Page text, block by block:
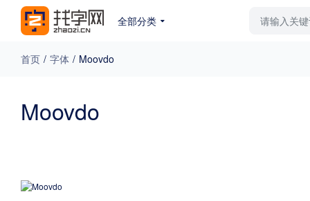
全部分类
免费下载 收费下载
首页 / 字体 / Moovdo
Moovdo